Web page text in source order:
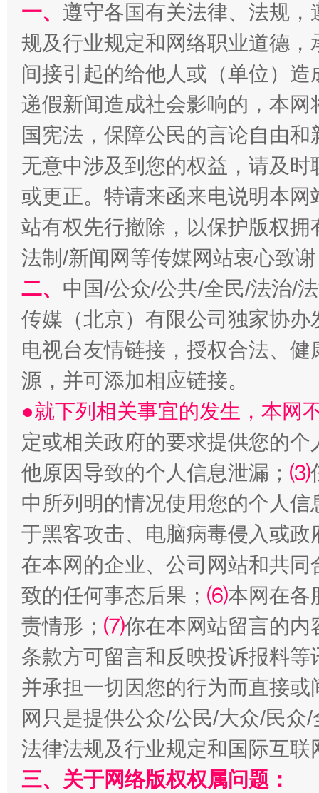
在谋一域中谋全局
今
习近平的博鳌关键词
魏明亮
“刷贴”乱象丛生
生
揭批美国五大"原罪" "炒
一、 遵守各国有关法律、法规
规及行业规定和网络职业道德
间接引起的给他人或（单位）
递假新闻造成社会影响的，本
国宪法，保障公民的言论自由
无意中涉及到您的权益，请及
或更正。特请来函来电说明本
站有权先行撤除，以保护版权
法制/新闻网等传媒网站衷心致
二、 中国/公众/公共/全民/法治/
传媒（北京）有限公司独家协
电视台友情链接，授权合法、
源，并可添加相应链接。
●就下列相关事宜的发生，本网
定或相关政府的要求提供您的个
他原因导致的个人信息泄漏； ⑶
中所列明的情况使用您的个人
于黑客攻击、电脑病毒侵入或
在本网的企业、公司网站和共
致的任何事态后果； ⑹本网在各
责情形； ⑺你在本网站留言的内
条款方可留言和反映投诉报料
并承担一切因您的行为而直接
网只是提供公众/公民/大众/民
法律法规及行业规定和国际互
三、关于网络版权权属问题：